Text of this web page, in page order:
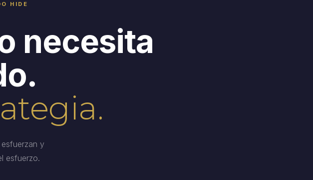
HIDE
necesita
y
esfuerzo.